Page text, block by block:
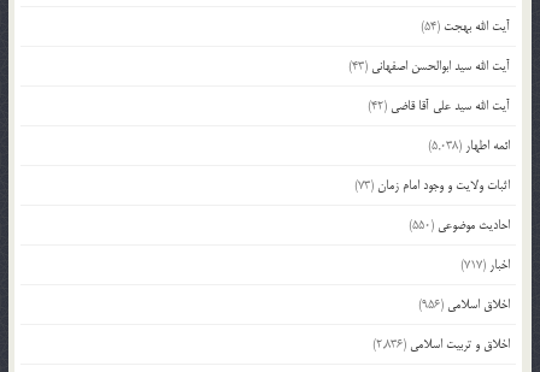
آیت الله بهجت (54)
آیت الله سید ابوالحسن اصفهانی (43)
آیت الله سید علی آقا قاضی (42)
ائمه اطهار (5,038)
اثبات ولایت و وجود امام زمان(73)
احادیث موضوعی (550)
اخبار (717)
اخلاق اسلامی (956)
اخلاق و تربیت اسلامی (2,836)